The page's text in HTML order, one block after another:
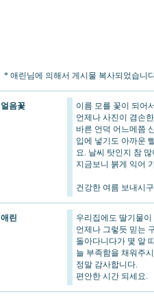
* 애린님에 의해서 게시물 복사되었습니
얼음꽃
이름 모를 꽃이 되어
언제나 사진이 겸손
바른 언덕 어느메쯤
입에 넣기도 아까운
요. 날씨 탓인지 참
지금보니 붉게 익어
건강한 여름 보내시
애린
우리집에도 딸기물
언제나 그렇듯 믿는
돌아다니다가 몇 알
늘 부족함을 채워주
정말 감사합니다.
편안한 시간 되세요.